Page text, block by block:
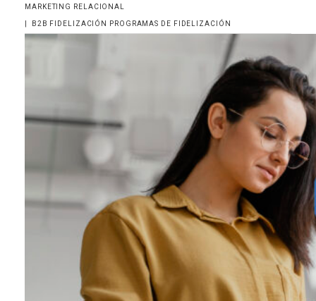
MARKETING RELACIONAL
B2B FIDELIZACIÓN PROGRAMAS DE FIDELIZACIÓN